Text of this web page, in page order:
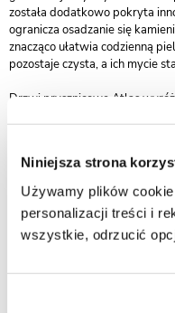
Niniejsza strona
Używamy plików
personalizacji treści i
wszystkie, odrzucić
została dodatkowo pokryta
ogranicza osadzanie się
znacząco ułatwia codzienną
pozostaje czysta, a ich mycie
Drzwi prysznicowe Atlas
pozostaną niezmienne przez